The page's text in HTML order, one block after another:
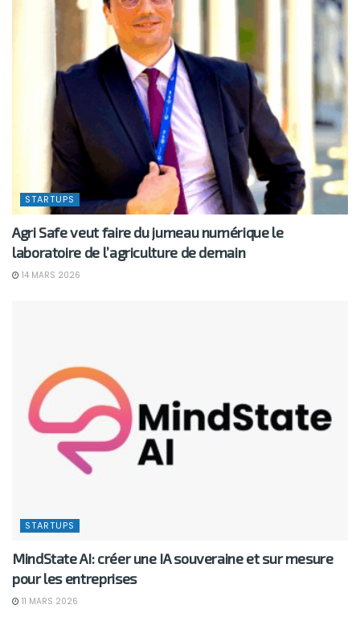
STARTUPS
Agri Safe veut faire du jumeau numérique le
laboratoire de l’agriculture de demain
14 MARS 2026
STARTUPS
MindState AI: créer une IA souveraine et sur mesure
pour les entreprises
11 MARS 2026